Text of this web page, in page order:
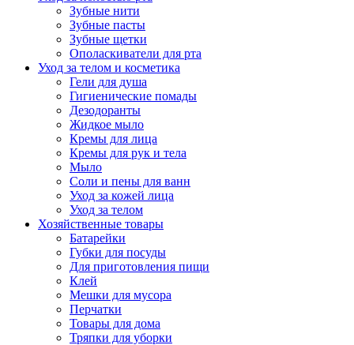
Зубные нити
Зубные пасты
Зубные щетки
Ополаскиватели для рта
Уход за телом и косметика
Гели для душа
Гигиенические помады
Дезодоранты
Жидкое мыло
Кремы для лица
Кремы для рук и тела
Мыло
Соли и пены для ванн
Уход за кожей лица
Уход за телом
Хозяйственные товары
Батарейки
Губки для посуды
Для приготовления пищи
Клей
Мешки для мусора
Перчатки
Товары для дома
Тряпки для уборки